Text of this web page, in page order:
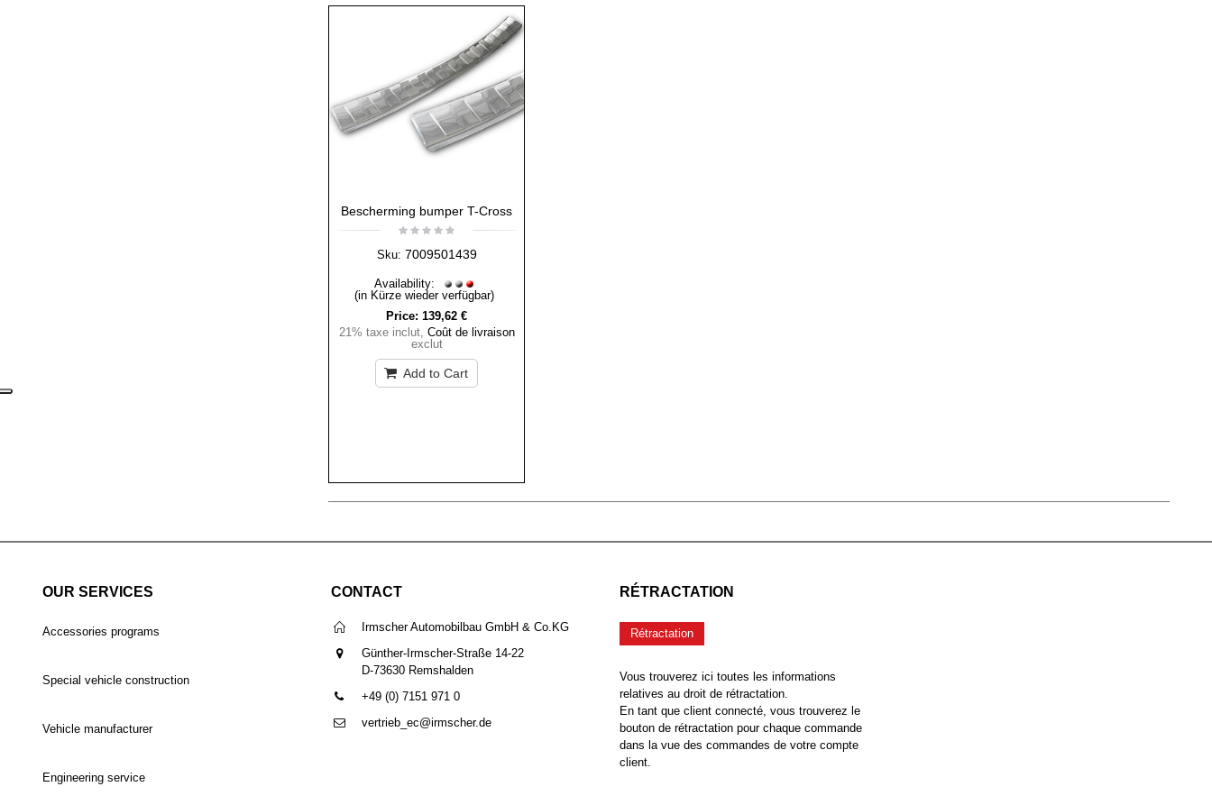
Bescherming bumper T-Cross
Sku: 7009501439
Availability:
(in Kürze wieder verfügbar)
Price: 139,62 €
21% taxe inclut, Coût de livraison
exclut
Add to Cart
OUR SERVICES
Accessories programs
Special vehicle construction
Vehicle manufacturer
Engineering service
CONTACT
Irmscher Automobilbau GmbH & Co.KG
Günther-Irmscher-Straße 14-22
D-73630 Remshalden
+49 (0) 7151 971 0
vertrieb_ec@irmscher.de
RÉTRACTATION
Rétractation
Vous trouverez ici toutes les informations
relatives au droit de rétractation.
En tant que client connecté, vous trouverez le
bouton de rétractation pour chaque commande
dans la vue des commandes de votre compte
client.